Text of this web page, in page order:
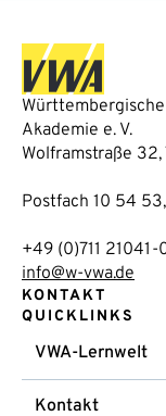
Akademie e. V.
Wolframstraße
Postfach 10 54
+49 (0)711 21041-
info@w-vwa.de
KONTAKT
QUICKLINKS
VWA-Lernwelt
Kontakt